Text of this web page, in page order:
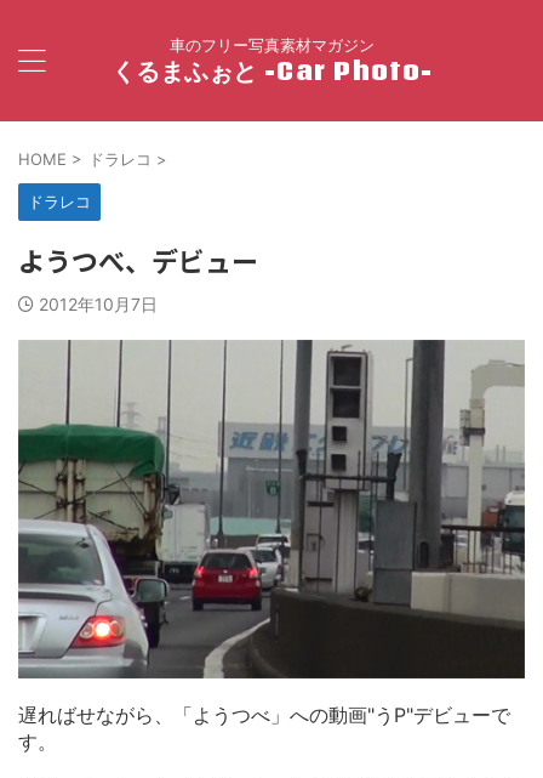
車のフリー写真素材マガジン
くるまふぉと -Car Photo-
HOME > ドラレコ >
ドラレコ
ようつべ、デビュー
2012年10月7日
遅ればせながら、「ようつべ」への動画"うP"デビューで
す。